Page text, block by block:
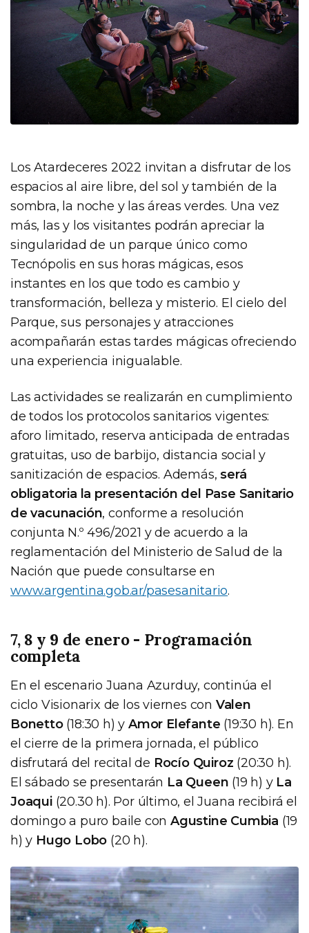
Los Atardeceres 2022 invitan a disfrutar de los
espacios al aire libre, del sol y también de la
sombra, la noche y las áreas verdes. Una vez
más, las y los visitantes podrán apreciar la
singularidad de un parque único como
Tecnópolis en sus horas mágicas, esos
instantes en los que todo es cambio y
transformación, belleza y misterio. El cielo del
Parque, sus personajes y atracciones
acompañarán estas tardes mágicas ofreciendo
una experiencia inigualable.
Las actividades se realizarán en cumplimiento
de todos los protocolos sanitarios vigentes:
aforo limitado, reserva anticipada de entradas
gratuitas, uso de barbijo, distancia social y
sanitización de espacios. Además,será
obligatoria la presentación del Pase Sanitario
de vacunación, conforme a resolución
conjunta N.º 496/2021 y de acuerdo a la
reglamentación del Ministerio de Salud de la
Nación que puede consultarse en
www.argentina.gob.ar/pasesanitario.
7, 8 y 9 de enero - Programación
completa
En el escenario Juana Azurduy, continúa el
ciclo Visionarix de los viernes con Valen
Bonetto(18:30 h) yAmor Elefante (19:30 h). En
el cierre de la primera jornada, el público
disfrutará del recital de Rocío Quiroz (20:30 h).
El sábado se presentarán La Queen (19 h) y La
Joaqui(20.30 h). Por último, el Juana recibirá el
domingo a puro baile conAgustine Cumbia (19
h) y Hugo Lobo (20 h).